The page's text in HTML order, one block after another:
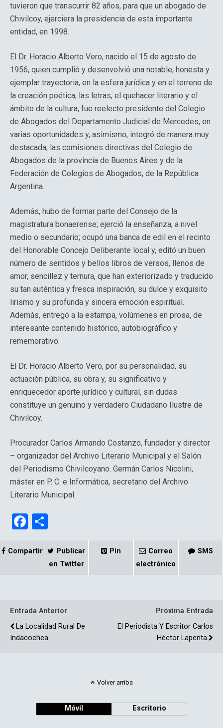
tuvieron que transcurrir 82 años, para que un abogado de
Chivilcoy, ejerciera la presidencia de esta importante
entidad, en 1998.
El Dr. Horacio Alberto Vero, nacido el 15 de agosto de
1956, quien cumplió y desenvolvió una notable, honesta y
ejemplar trayectoria, en la esfera jurídica y en el terreno de
la creación poética, las letras, el quehacer literario y el
ámbito de la cultura; fue reelecto presidente del Colegio
de Abogados del Departamento Judicial de Mercedes, en
varias oportunidades y, asimismo, integró de manera muy
destacada, las comisiones directivas del Colegio de
Abogados de la provincia de Buenos Aires y de la
Federación de Colegios de Abogados, de la República
Argentina.
Además, hubo de formar parte del Consejo de la
magistratura bonaerense; ejerció la enseñanza, a nivel
medio o secundario; ocupó una banca de edil en el recinto
del Honorable Concejo Deliberante local y, editó un buen
número de sentidos y bellos libros de versos, llenos de
amor, sencillez y ternura, que han exteriorizado y traducido
su tan auténtica y fresca inspiración, su dulce y exquisito
lirismo y su profunda y sincera emoción espiritual.
Además, entregó a la estampa, volúmenes en prosa, de
interesante contenido histórico, autobiográfico y
rememorativo.
El Dr. Horacio Alberto Vero, por su personalidad, su
actuación pública, su obra y, su significativo y
enriquecedor aporte jurídico y cultural, sin dudas
constituye un genuino y verdadero Ciudadano Ilustre de
Chivilcoy.
Procurador Carlos Armando Costanzo, fundador y director
– organizador del Archivo Literario Municipal y el Salón
del Periodismo Chivilcoyano. Germán Carlos Nicolini,
máster en P. C. e Informática, secretario del Archivo
Literario Municipal.
F
a
ce
k
o
m
p
Compartir
Publicar
en Twitter
Pin
Correo
electrónico
SMS
Entrada Anterior
La Localidad Rural De
Indacochea
Próxima Entrada
El Periodista Y Escritor Carlos
Héctor Lapenta
Volver arriba
Móvil Escritorio